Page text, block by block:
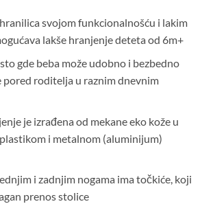
svojom funkcionalnošću i lakim
lakše hranjenje deteta od 6m+
gde beba može udobno i bezbedno
pored roditelja u raznim dnevnim
je izrađena od mekane eko kože u
i metalnom (aluminijum)
i zadnjim nogama ima točkiće, koji
prenos stolice